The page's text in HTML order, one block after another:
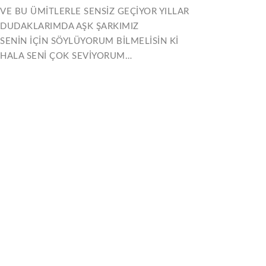
VE BU ÜMİTLERLE SENSİZ GEÇİYOR YILLAR
DUDAKLARIMDA AŞK ŞARKIMIZ
SENİN İÇİN SÖYLÜYORUM BİLMELİSİN Kİ
HALA SENİ ÇOK SEVİYORUM…